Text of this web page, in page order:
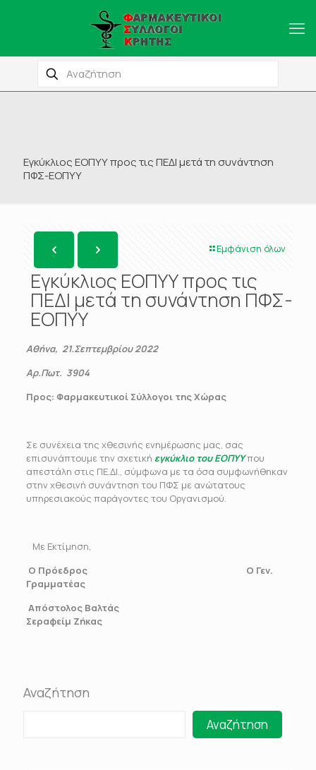
Εγκύκλιος ΕΟΠΥΥ προς τις ΠΕΔΙ μετά τη συνάντηση
ΠΦΣ-ΕΟΠΥΥ
Εμφάνιση όλων
Εγκύκλιος ΕΟΠΥΥ προς τις
ΠΕΔΙ μετά τη συνάντηση ΠΦΣ-
ΕΟΠΥΥ
Αθήνα, 21.Σεπτεμβρίου 2022
Αρ.Πωτ. 3904
Προς: Φαρμακευτικοί Σύλλογοι της Χώρας
Σε συνέχεια της χθεσινής ενημέρωσης μας, σας
επισυνάπτουμε την σχετική εγκύκλιο του ΕΟΠΥΥπου
απεστάλη στις ΠΕ.ΔΙ., σύμφωνα με τα όσα συμφωνήθηκαν
στην χθεσινή συνάντηση του ΠΦΣ με ανώτατους
υπηρεσιακούς παράγοντες του Οργανισμού.
Με Εκτίμηση,
Ο Πρόεδρος Ο Γεν.
Γραμματέας
Απόστολος Βαλτάς
Σεραφείμ Ζήκας
Αναζήτηση
Αναζήτηση